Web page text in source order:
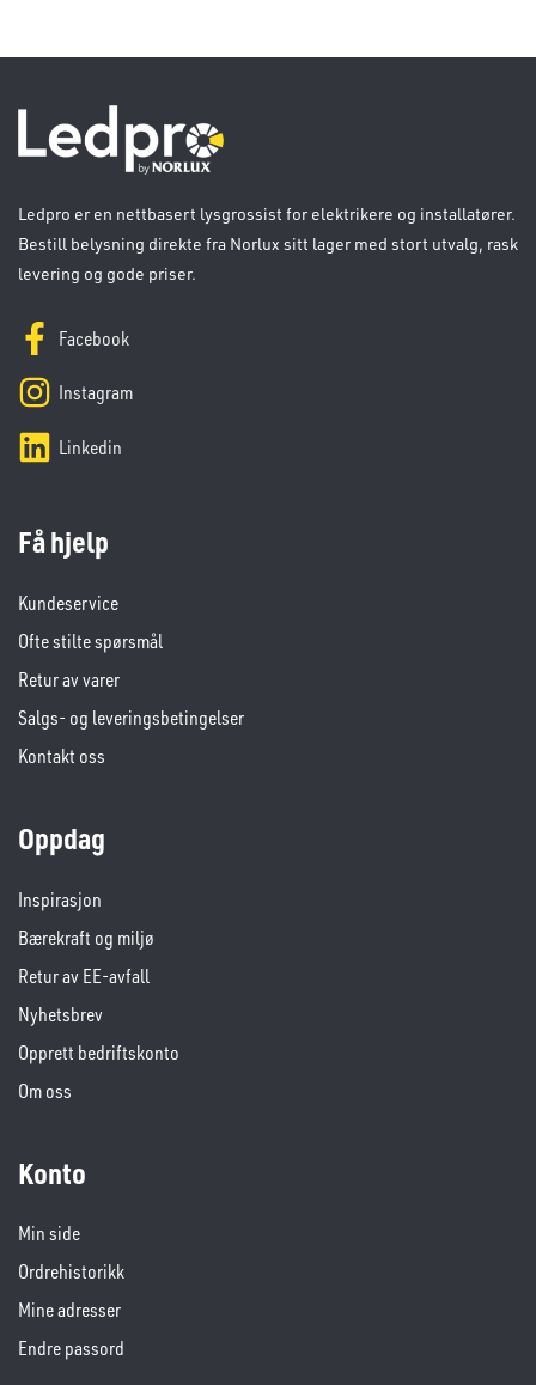
Ledpro er en nettbasert lysgrossist for elektrikere og installatører.
Bestill belysning direkte fra Norlux sitt lager med stort utvalg, rask
levering og gode priser.
Facebook
Instagram
Linkedin
Få hjelp
Kundeservice
Ofte stilte spørsmål
Retur av varer
Salgs- og leveringsbetingelser
Kontakt oss
Oppdag
Inspirasjon
Bærekraft og miljø
Retur av EE-avfall
Nyhetsbrev
Opprett bedriftskonto
Om oss
Konto
Min side
Ordrehistorikk
Mine adresser
Endre passord